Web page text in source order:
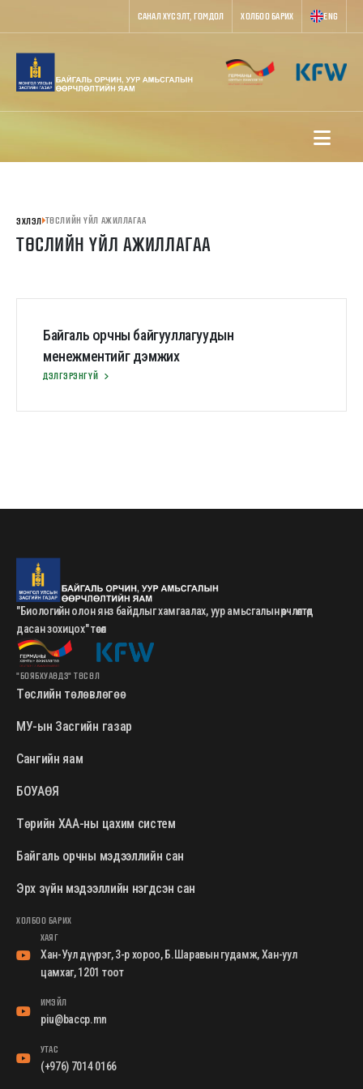
САНАЛ ХҮСЭЛТ, ГОМДОЛ ХОЛБОО БАРИХ ENG
ЭХЛЭЛ ТӨСЛИЙН ҮЙЛ АЖИЛЛАГАА
ТӨСЛИЙН ҮЙЛ АЖИЛЛАГАА
Байгаль орчны байгууллагуудын
менежментийг дэмжих
ДЭЛГЭРЭНГҮЙ
"Биологийн олон янз байдлыг хамгаалах, уур амьсгалын өөрчлөлтөд
дасан зохицох" төсөл
"БОЯБХУАӨДЗ" ТӨСӨЛ
Төслийн төлөвлөгөө
МУ-ын Засгийн газар
Сангийн яам
БОУАӨЯ
Төрийн ХАА-ны цахим систем
Байгаль орчны мэдээллийн сан
Эрх зүйн мэдээллийн нэгдсэн сан
ХОЛБОО БАРИХ
ХАЯГ
Хан-Уул дүүрэг, 3-р хороо, Б.Шаравын гудамж, Хан-уул
цамхаг, 1201 тоот
ИМЭЙЛ
piu@baccp.mn
УТАС
(+976) 7014 0166